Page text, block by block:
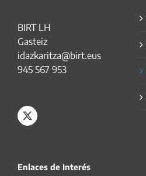
BIRT LH
Gasteiz
idazkaritza@birt.eus
945 567 953
Enlaces de Interés